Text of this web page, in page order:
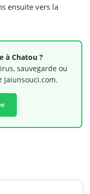
ensuite vers la
à Chatou ?
sauvegarde ou